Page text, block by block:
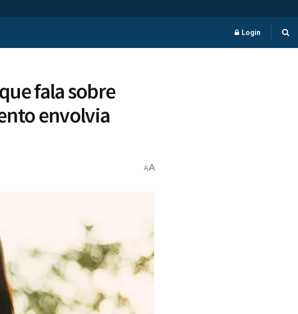
Login
fala sobre
envolvia
AA